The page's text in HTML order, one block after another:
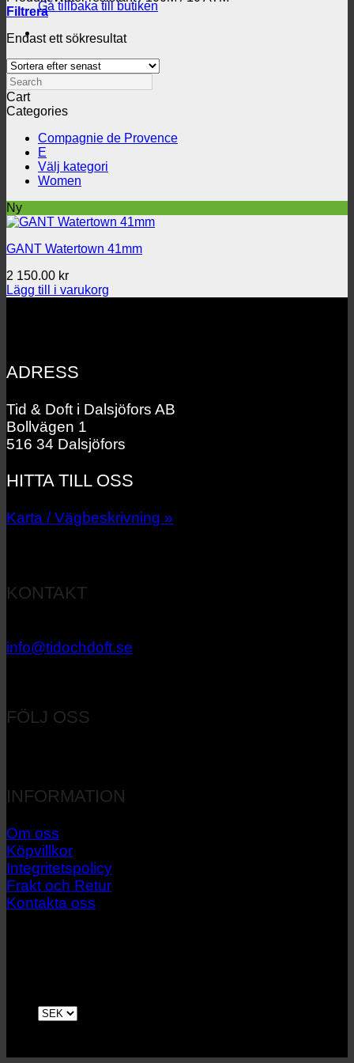
Gå tillbaka till butiken
Filtrera
Endast ett sökresultat
Search
Cart
Categories
Compagnie de Provence
E
Välj kategori
Women
Ny
GANT Watertown 41mm
2 150.00 kr
Lägg till i varukorg
ADRESS
Tid & Doft i Dalsjöfors AB
Bollvägen 1
516 34 Dalsjöfors
HITTA TILL OSS
Karta / Vägbeskrivning »
KONTAKT
info@tidochdoft.se
FÖLJ OSS
INFORMATION
Om oss
Köpvillkor
Integritetspolicy
Frakt och Retur
Kontakta oss